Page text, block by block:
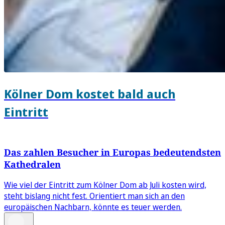
Kölner Dom kostet bald auch
Eintritt
Das zahlen Besucher in Europas bedeutendsten
Kathedralen
Wie viel der Eintritt zum Kölner Dom ab Juli kosten wird,
steht bislang nicht fest. Orientiert man sich an den
europäischen Nachbarn, könnte es teuer werden.